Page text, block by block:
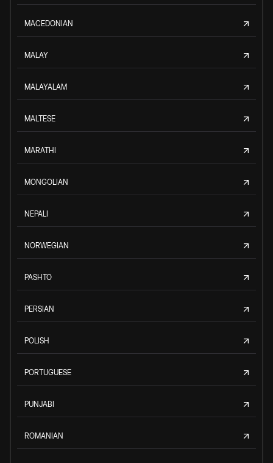
MACEDONIAN
MALAY
MALAYALAM
MALTESE
MARATHI
MONGOLIAN
NEPALI
NORWEGIAN
PASHTO
PERSIAN
POLISH
PORTUGUESE
PUNJABI
ROMANIAN